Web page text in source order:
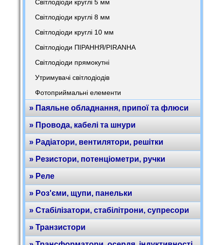
Світлодіоди круглі 5 мм
Світлодіоди круглі 8 мм
Світлодіоди круглі 10 мм
Світлодіоди ПІРАННЯ/PIRANHA
Світлодіоди прямокутні
Утримувачі світлодіодів
Фотоприймальні елементи
» Паяльне обладнання, припої та флюси
» Провода, кабелі та шнури
» Радіатори, вентилятори, решітки
» Резистори, потенціометри, ручки
» Реле
» Роз'єми, щупи, панельки
» Стабілізатори, стабілітрони, супресори
» Транзистори